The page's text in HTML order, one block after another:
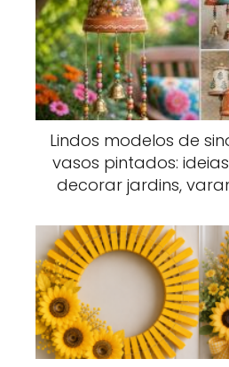
Lindos modelos de
vasos pintados:
decorar jardins,